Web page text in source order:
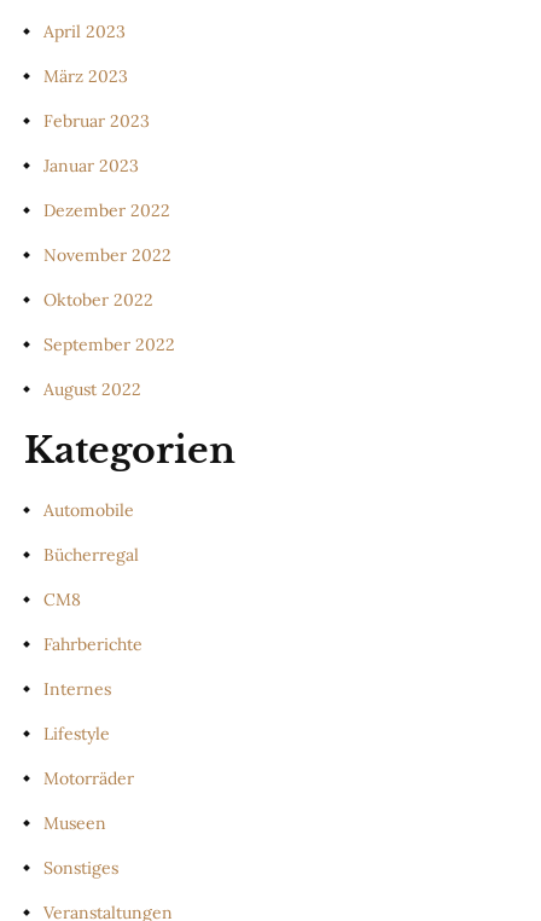
April 2023
März 2023
Februar 2023
Januar 2023
Dezember 2022
November 2022
Oktober 2022
September 2022
August 2022
Kategorien
Automobile
Bücherregal
CM8
Fahrberichte
Internes
Lifestyle
Motorräder
Museen
Sonstiges
Veranstaltungen